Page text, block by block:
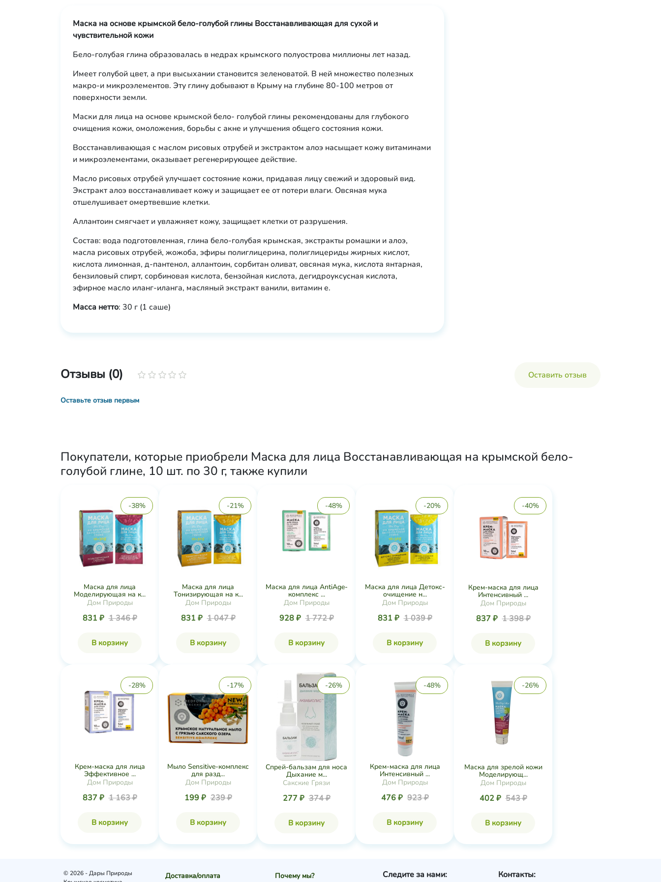
Маска на основе крымской бело-голубой глины Восстанавливающая для сухой и
чувствительной кожи
Бело-голубая глина образовалась в недрах крымского полуострова миллионы лет назад.
Имеет голубой цвет, а при высыхании становится зеленоватой. В ней множество полезных
макро-и микроэлементов. Эту глину добывают в Крыму на глубине 80-100 метров от
поверхности земли.
Маски для лица на основе крымской бело- голубой глины рекомендованы для глубокого
очищения кожи, омоложения, борьбы с акне и улучшения общего состояния кожи.
Восстанавливающая с маслом рисовых отрубей и экстрактом алоэ насыщает кожу витаминами
и микроэлементами, оказывает регенерирующее действие.
Масло рисовых отрубей улучшает состояние кожи, придавая лицу свежий и здоровый вид.
Экстракт алоэ восстанавливает кожу и защищает ее от потери влаги. Овсяная мука
отшелушивает омертвевшие клетки.
Аллантоин смягчает и увлажняет кожу, защищает клетки от разрушения.
Состав: вода подготовленная, глина бело-голубая крымская, экстракты ромашки и алоэ,
масла рисовых отрубей, жожоба, эфиры полиглицерина, полиглицериды жирных кислот,
кислота лимонная, д-пантенол, аллантоин, сорбитан оливат, овсяная мука, кислота янтарная,
бензиловый спирт, сорбиновая кислота, бензойная кислота, дегидроуксусная кислота,
эфирное масло иланг-иланга, масляный экстракт ванили, витамин е.
Масса нетто: 30 г (1 саше)
Отзывы (0) Оставить отзыв
Оставьте отзыв первым
Покупатели, которые приобрели Маска для лица Восстанавливающая на крымской бело-
голубой глине, 10 шт. по 30 г, также купили
-38%
Маска для лица
Моделирующая на к...
Дом Природы
831 ₽ 1 346 ₽
В корзину
-21%
Маска для лица
Тонизирующая на к...
Дом Природы
831 ₽ 1 047 ₽
В корзину
-48%
Маска для лица AntiAge-
комплекс ...
Дом Природы
928 ₽ 1 772 ₽
В корзину
-20%
Маска для лица Детокс-
очищение н...
Дом Природы
831 ₽ 1 039 ₽
В корзину
-40%
Крем-маска для лица
Интенсивный ...
Дом Природы
837 ₽ 1 398 ₽
В корзину
-28%
Крем-маска для лица
Эффективное ...
Дом Природы
837 ₽ 1 163 ₽
В корзину
-17%
Мыло Sensitive-комплекс
для разд...
Дом Природы
199 ₽ 239 ₽
В корзину
-26%
Спрей-бальзам для носа
Дыхание м...
Сакские Грязи
277 ₽ 374 ₽
В корзину
-48%
Крем-маска для лица
Интенсивный ...
Дом Природы
476 ₽ 923 ₽
В корзину
-26%
Маска для зрелой кожи
Моделирующ...
Дом Природы
402 ₽ 543 ₽
В корзину
© 2026 - Дары Природы
Доставка/оплата Почему мы? Следите за нами: Контакты: